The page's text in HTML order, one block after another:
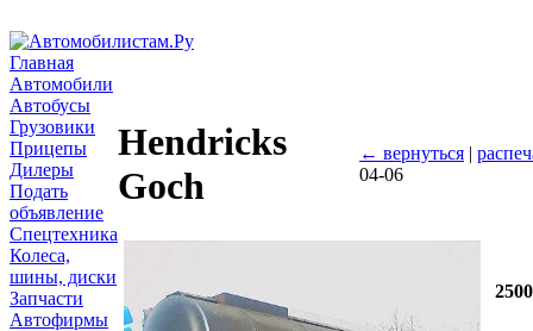
Главная
Автомобили
Автобусы
Грузовики
Прицепы
Дилеры
Подать
объявление
Спецтехника
Колеса,
шины, диски
Запчасти
Автофирмы
Hendricks
Goch
← вернуться |
04-06